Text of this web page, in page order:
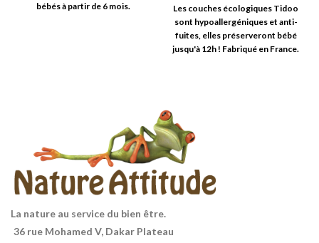
bébés à partir de 6 mois.
Les couches écologiques Tidoo
sont hypoallergéniques et anti-
fuites, elles préserveront bébé
jusqu'à 12h ! Fabriqué en France.
La nature au service du bien être.
36 rue Mohamed V, Dakar Plateau